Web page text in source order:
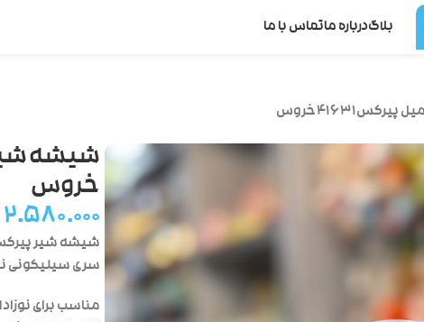
بلاگدرباره ماتماس با ما
خروس
۲.۵۸۰.۰۰۰
سری سیلیکونی
مناسب برای